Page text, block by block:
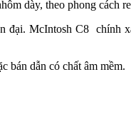
dày, theo phong cách
đại. McIntosh C8 chính
bán dẫn có chất âm mềm.